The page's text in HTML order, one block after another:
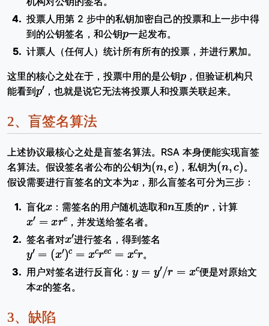
投票人用第 2 步中的私钥加密自己的投票和上一步中得
到的公钥签名，和公钥
p
一起发布。
计票人（任何人）统计所有所有的投票，并进行累加。
这里的核心之处在于，投票中用的是公钥 ，但验证机构只
能看到p′，也就是说它无法将投票人和投票关联起来。
2、 盲签名算法
上述协议最核心之处是盲签名算法。RSA 本身便能实现盲签
名算法。假设签名者公布的公钥为( n,e) ，私钥为(n,c)。
假设需要进行盲签名的文本为 x ，那么盲签名可分为三步：
盲化
x ：需签名的用户随机选取和
n 互质的
r ，计算
= xre
，并发送给签名者。
签名者对
x′ 进行签名，得到签名
y′= (x′)c =xcrec=xcr
。
用户对签名进行反盲化：
y c
便是对原始文
本
x 的签名。
3、 缺陷